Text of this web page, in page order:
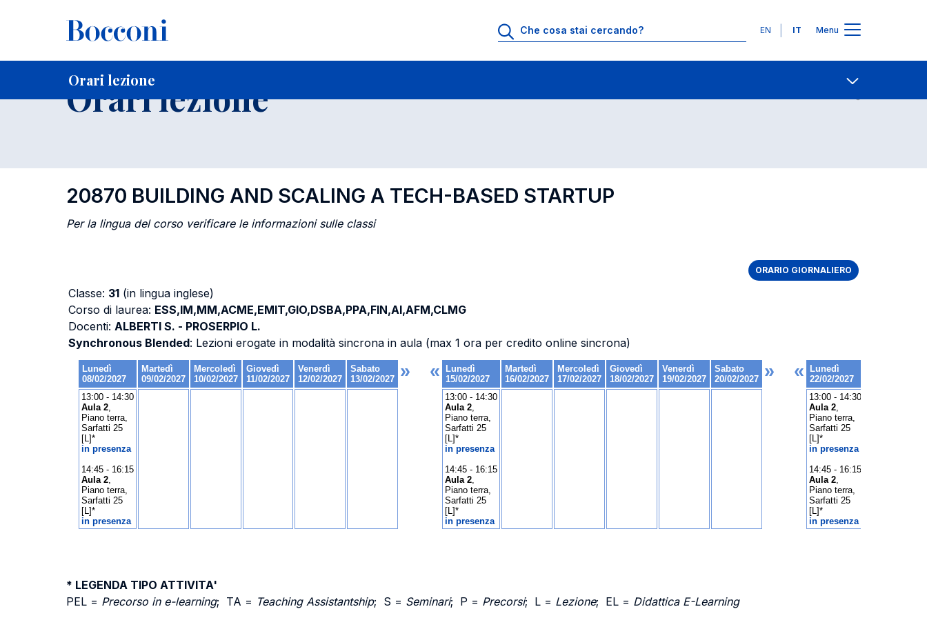
Lingue
EN IT Menu
Orari lezione
Home Per studenti iscritti Contatti
Orari lezione
20870 BUILDING AND SCALING A TECH-BASED STARTUP
Per la lingua del corso verificare le informazioni sulle classi
ORARIO GIORNALIERO
Classe: 31 (in lingua inglese)
Corso di laurea: ESS,IM,MM,ACME,EMIT,GIO,DSBA,PPA,FIN,AI,AFM,CLMG
Docenti: ALBERTI S. - PROSERPIO L.
Synchronous Blended: Lezioni erogate in modalità sincrona in aula (max 1 ora per credito online sincrona)
* LEGENDA TIPO ATTIVITA'
PEL = Precorso in e-learning; TA = Teaching Assistantship; S = Seminari; P = Precorsi; L = Lezione; EL = Didattica E-Learning